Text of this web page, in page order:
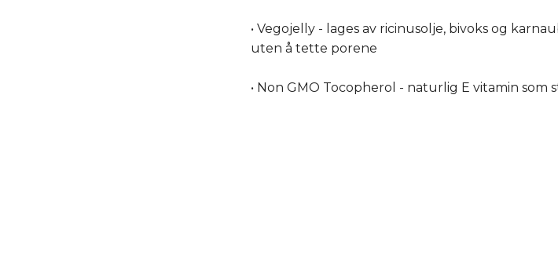
• Vegojelly - lages av ricinusolje, bivoks og
uten å tette porene
• Non GMO Tocopherol - naturlig E vitamin